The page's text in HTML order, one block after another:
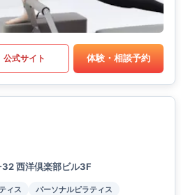
公式サイト 体験・相談予約
西洋倶楽部ビル3F
ィス
パーソナルピラティス